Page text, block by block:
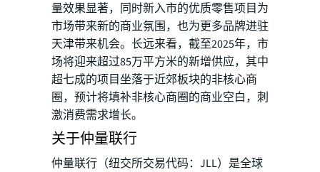
量效果显著，同时新入市的优质零售项目为
市场带来新的商业氛围，也为更多品牌进驻
天津带来机会。长远来看，截至2025年，市
场将迎来超过85万平方米的新增供应，其中
超七成的项目坐落于近郊板块的非核心商
圈，预计将填补非核心商圈的商业空白，刺
激消费需求增长。
关于仲量联行
仲量联行（纽交所交易代码：JLL）是全球